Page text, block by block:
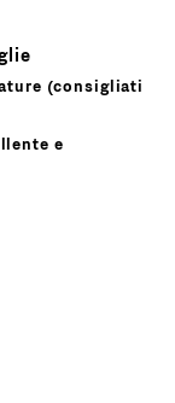
(consigliati
e